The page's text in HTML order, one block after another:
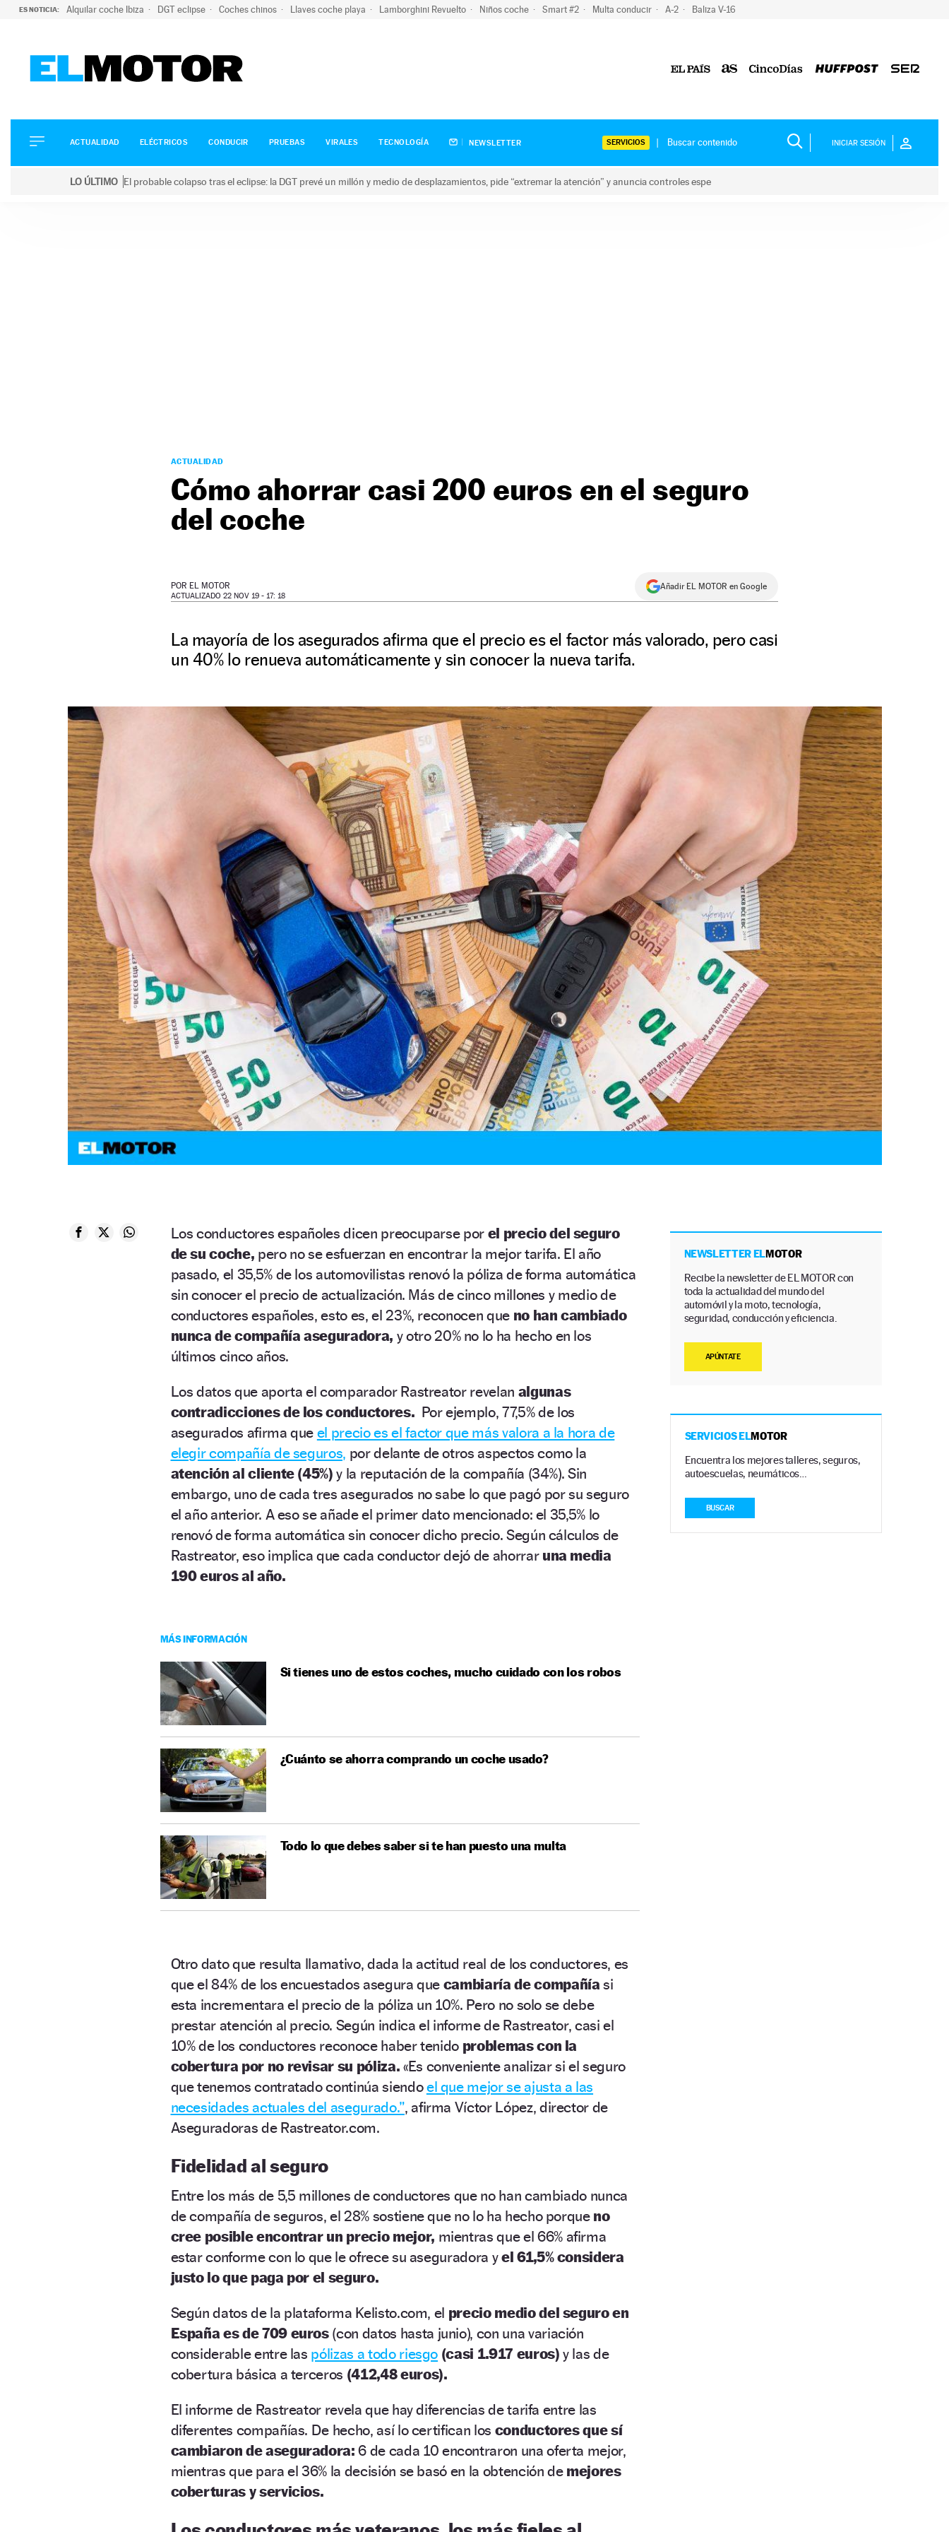
ES NOTICIA: Alquilar coche Ibiza DGT eclipse Coches chinos Llaves coche playa Lamborghini Revuelto Niños coche Smart #2 Multa conducir A-2 Baliza V-16
ELÉCTRICOS
CONDUCIR
ACTUALIDAD ELÉCTRICOS CONDUCIR PRUEBAS VIRALES TECNOLOGÍA NEWSLETTER SERVICIOS INICIAR SESIÓN
LO ÚLTIMO El probable colapso tras el eclipse: la DGT prevé un millón y medio de desplazamientos, pide “extremar la atención” y anuncia controles espe
ACTUALIDAD
Cómo ahorrar casi 200 euros en el seguro
del coche
POR EL MOTOR
ACTUALIZADO 22 NOV 19 - 17: 18
Añadir EL MOTOR en Google
La mayoría de los asegurados afirma que el precio es el factor más valorado, pero casi
un 40% lo renueva automáticamente y sin conocer la nueva tarifa.
Los conductores españoles dicen preocuparse por el precio del seguro
de su coche, pero no se esfuerzan en encontrar la mejor tarifa. El año
pasado, el 35,5% de los automovilistas renovó la póliza de forma automática
sin conocer el precio de actualización. Más de cinco millones y medio de
conductores españoles, esto es, el 23%, reconocen que no han cambiado
nunca de compañía aseguradora, y otro 20% no lo ha hecho en los
últimos cinco años.
Los datos que aporta el comparador Rastreator revelan algunas
contradicciones de los conductores. Por ejemplo, 77,5% de los
asegurados afirma que el precio es el factor que más valora a la hora de
elegir compañía de seguros, por delante de otros aspectos como la
atención al cliente (45%) y la reputación de la compañía (34%). Sin
embargo, uno de cada tres asegurados no sabe lo que pagó por su seguro
el año anterior. A eso se añade el primer dato mencionado: el 35,5% lo
renovó de forma automática sin conocer dicho precio. Según cálculos de
Rastreator, eso implica que cada conductor dejó de ahorrar una media
190 euros al año.
MÁS INFORMACIÓN
Si tienes uno de estos coches, mucho cuidado con los robos
¿Cuánto se ahorra comprando un coche usado?
Todo lo que debes saber si te han puesto una multa
Otro dato que resulta llamativo, dada la actitud real de los conductores, es
que el 84% de los encuestados asegura que cambiaría de compañía si
esta incrementara el precio de la póliza un 10%. Pero no solo se debe
prestar atención al precio. Según indica el informe de Rastreator, casi el
10% de los conductores reconoce haber tenido problemas con la
cobertura por no revisar su póliza. «Es conveniente analizar si el seguro
que tenemos contratado continúa siendoel que mejor se ajusta a las
necesidades actuales del asegurado.”, afirma Víctor López, director de
Aseguradoras de Rastreator.com.
Fidelidad al seguro
Entre los más de 5,5 millones de conductores que no han cambiado nunca
de compañía de seguros, el 28% sostiene que no lo ha hecho porque no
cree posible encontrar un precio mejor, mientras que el 66% afirma
estar conforme con lo que le ofrece su aseguradora yel 61,5% considera
justo lo que paga por el seguro.
Según datos de la plataforma Kelisto.com, el precio medio del seguro en
España es de 709 euros(con datos hasta junio), con una variación
considerable entre las pólizas a todo riesgo (casi 1.917 euros) y las de
cobertura básica a terceros (412,48 euros).
El informe de Rastreator revela que hay diferencias de tarifa entre las
diferentes compañías. De hecho, así lo certifican los conductores que sí
cambiaron de aseguradora: 6 de cada 10 encontraron una oferta mejor,
mientras que para el 36% la decisión se basó en la obtención de mejores
coberturas y servicios.
NEWSLETTER ELMOTOR
Recibe la newsletter de EL MOTOR con
toda la actualidad del mundo del
automóvil y la moto, tecnología,
seguridad, conducción y eficiencia.
APÚNTATE
SERVICIOS ELMOTOR
Encuentra los mejores talleres, seguros,
autoescuelas, neumáticos…
BUSCAR